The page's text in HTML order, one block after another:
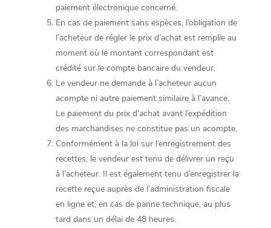
paiement électronique concerné.
En cas de paiement sans espèces, l’obligation de
l’acheteur de régler le prix d’achat est remplie au
moment où le montant correspondant est
crédité sur le compte bancaire du vendeur.
Le vendeur ne demande à l’acheteur aucun
acompte ni autre paiement similaire à l’avance.
Le paiement du prix d’achat avant l’expédition
des marchandises ne constitue pas un acompte.
Conformément à la loi sur l’enregistrement des
recettes, le vendeur est tenu de délivrer un reçu
à l’acheteur. Il est également tenu d’enregistrer la
recette reçue auprès de l’administration fiscale
en ligne et, en cas de panne technique, au plus
tard dans un délai de 48 heures.